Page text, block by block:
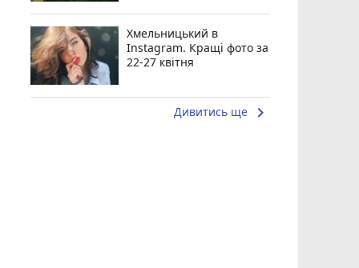
Хмельницький в
Instagram. Кращі фото за
22-27 квітня
Дивитись ще keyboard_arrow_right